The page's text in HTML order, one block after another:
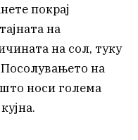
покрај
на
на сол, туку
Посолувањето на
носи голема